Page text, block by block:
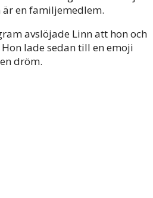
en familjemedlem.
avslöjade Linn att hon och
lade sedan till en emoji
dröm.